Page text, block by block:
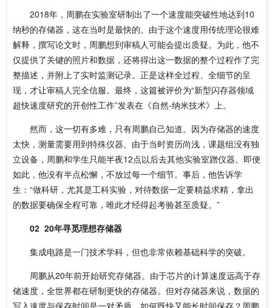
2018年，周鹏在实验室研制出了一个速度能突破性地达到10
纳秒的存储器，这在当时是最快的。由于这个速度用传统理论很难
解释，撰写论文时，周鹏想到审稿人可能会提出质疑。为此，他不
仅提供了关键的照片和数据，还将得出这一数据的整个过程作了完
整描述，并附上了实时监测记录。正是这样全过程、全细节的呈
现，才让审稿人完全信服。最终，这篇被评价为“新型闪存器领域
超快速度研究的开创性工作”发表在《自然-纳米技术》上。
然而，这一切有多难，只有周鹏自己知道。因为存储器的速度
太快，测量需要用到特殊仪器。由于当时资历尚浅，课题组没有独
立设备，周鹏和学生只能半夜12点以后去其他实验室蹭仪器。即便
如此，他没有半点松懈，不放过每一个细节。事后，他告诉学
生：“做科研，尤其是工科实验，对待数据一定要精益求精，拿出
的数据要确保全程可靠，唯此才经得起考验甚至质疑。”
02 20年寻觅理想存储器
集成电路是一门技术学科，但也非常依赖基础科学的突破。
周鹏从20年前开始研究存储器。由于芯片的计算速度远高于存
储速度，全世界都在研制更快的存储器。但对存储器来说，数据的
写入速度与保存时间是一对矛盾。如何既快又能长时间保存？周鹏